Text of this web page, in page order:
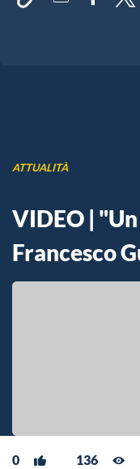
ATTUALITÀ
VIDEO |
Francesco
0 136